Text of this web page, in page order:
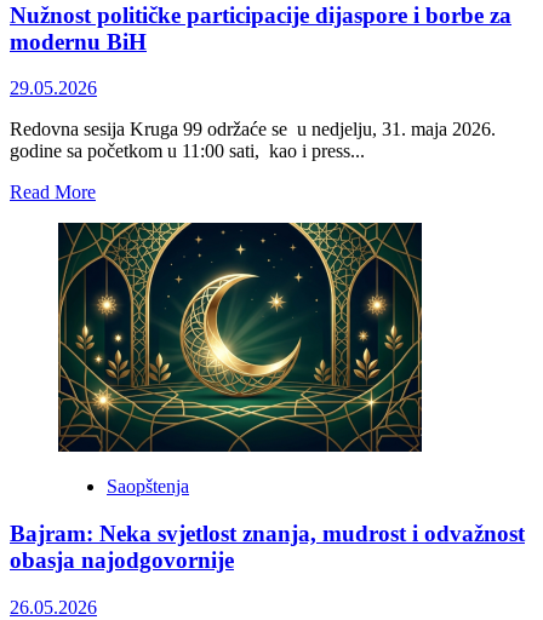
razloga
održavanja
protesta
su
teritorija
države
i
Visoki
Nužnost političke participacije dijaspore i borbe za
modernu BiH
29.05.2026
Redovna sesija Kruga 99 održaće se u nedjelju, 31. maja 2026.
godine sa početkom u 11:00 sati, kao i press...
Read MoreRead
about
Nužnost
političke
participacije
dijaspore
borbe
za
modernu
BiH
Saopštenja
Bajram: Neka svjetlost znanja, mudrost i odvažnost
obasja najodgovornije
26.05.2026